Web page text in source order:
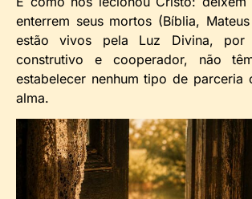
enterrem seus mortos (Bíblia,
estão vivos pela Luz Divina, por
construtivo e cooperador, não
estabelecer nenhum tipo de parceria
alma.